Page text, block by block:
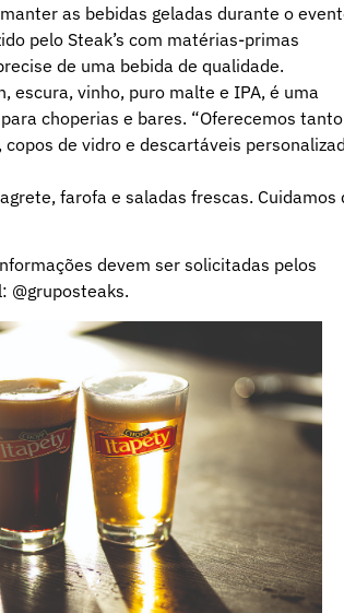
as bebidas geladas durante o
pelo Steak’s com matérias-primas
de uma bebida de qualidade.
escura, vinho, puro malte e IPA, é uma
choperias e bares. “Oferecemos
de vidro e descartáveis
farofa e saladas frescas. Cuidamos
devem ser solicitadas pelos